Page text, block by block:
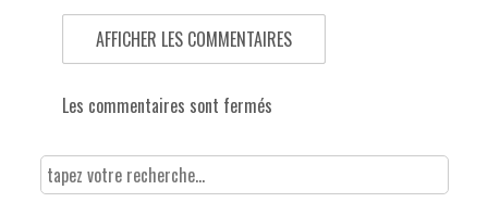
AFFICHER LES COMMENTAIRES
Les commentaires sont fermés